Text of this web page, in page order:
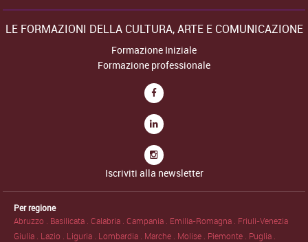
LE FORMAZIONI DELLA CULTURA, ARTE E COMUNICAZIONE
Formazione Iniziale
Formazione professionale
Iscriviti alla newsletter
Per regione
Abruzzo . Basilicata .Calabria .Campania . Emilia-Romagna . Friuli-Venezia
Giulia . Lazio . Liguria . Lombardia . Marche . Molise . Piemonte . Puglia .